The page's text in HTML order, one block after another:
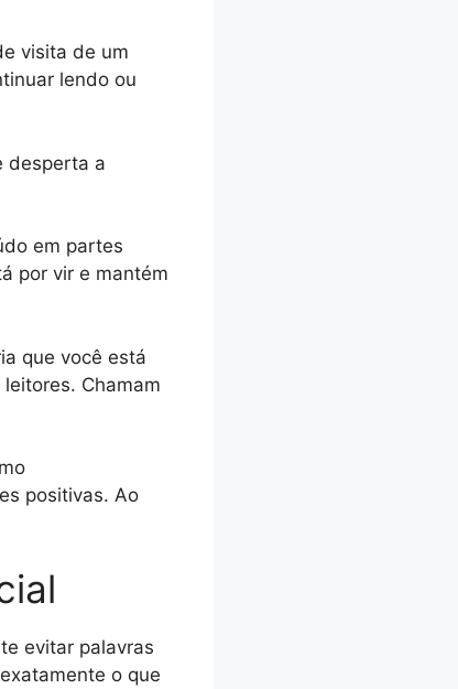
visita de um
lendo ou
desperta a
em partes
por vir e mantém
que você está
Chamam
positivas. Ao
evitar palavras
o que